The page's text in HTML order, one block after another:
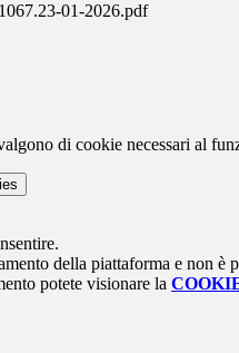
01-2026.pdf
di cookie necessari al
della piattaforma e non è
potete visionare la